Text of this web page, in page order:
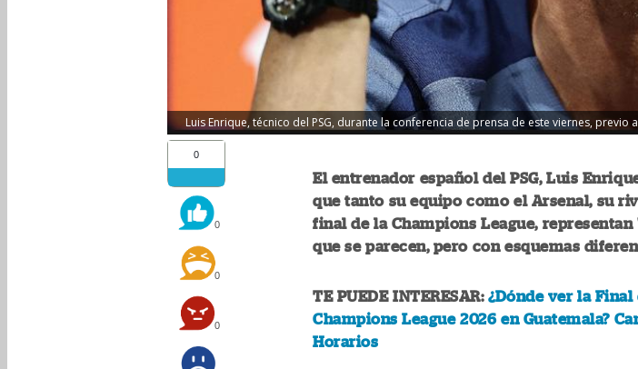
Luis Enrique, técnico del PSG, durante la conferencia de prensa de este viernes, previo
0
0
0
0
El entrenador español del PSG, Luis
que tanto su equipo como el Arsenal, su
final de la Champions League, representan
que se parecen, pero con esquemas
TE PUEDE INTERESAR: ¿Dónde ver la Final
Champions League 2026 en Guatemala?
Horarios